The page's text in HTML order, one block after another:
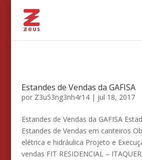
Estandes de Vendas da GAFISA
por Z3u53ng3nh4r14| jul 18, 2017
Estandes de Vendas da GAFISA
Estandes de Vendas em canteiros
elétrica e hidráulica Projeto e
vendas FIT RESIDENCIAL –